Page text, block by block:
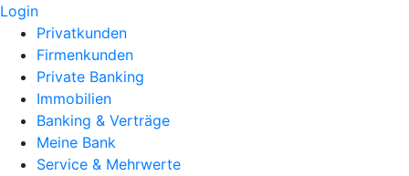
Login
Privatkunden
Firmenkunden
Private Banking
Immobilien
Banking & Verträge
Meine Bank
Service & Mehrwerte